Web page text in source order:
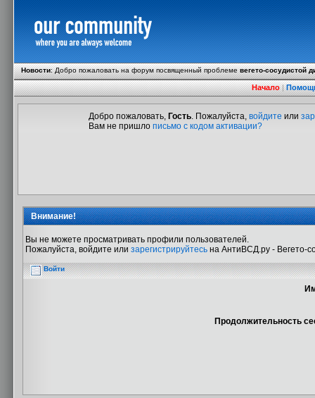
Новости:Добро пожаловать на форум посвященный проблемевегето-сосудистой
Начало|
Добро пожаловать, Гость. Пожалуйста, войдите или
Вам не пришло письмо с кодом активации?
Внимание!
Вы не можете просматривать профили пользователей.
Пожалуйста, войдите или зарегистрируйтесь на АнтиВСД.ру - Вегето-
Войти
Продолжительность